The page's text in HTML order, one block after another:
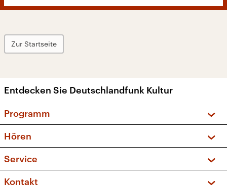
Zur Startseite
Entdecken Sie Deutschlandfunk Kultur
Programm
Sendungen und Podcasts
Musikliste
Kakadu – Das Kinderprogramm
Hören
Frequenzen (UKW + DAB+)
Service
FAQ
Kontakt